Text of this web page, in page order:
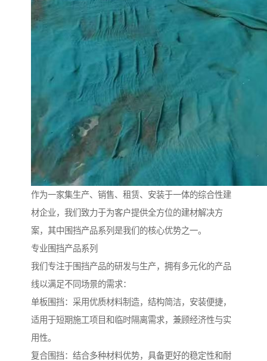
作为一家集生产、销售、租赁、安装于一体的综合性建
材企业，我们致力于为客户提供全方位的建材解决方
案，其中围挡产品系列是我们的核心优势之一。
专业围挡产品系列
我们专注于围挡产品的研发与生产，拥有多元化的产品
线以满足不同场景的需求：
单板围挡：采用优质材料制造，结构简洁，安装便捷，
适用于短期施工项目和临时隔离需求，兼顾经济性与实
用性。
复合围挡：结合多种材料优势，具备更好的稳定性和耐